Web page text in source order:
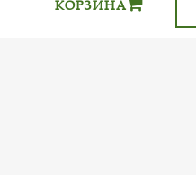
КОРЗИНА